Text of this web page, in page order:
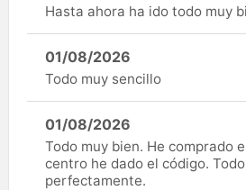
Hasta ahora ha ido todo muy
01/08/2026
Todo muy sencillo
01/08/2026
Todo muy bien. He comprado
centro he dado el código.
perfectamente.